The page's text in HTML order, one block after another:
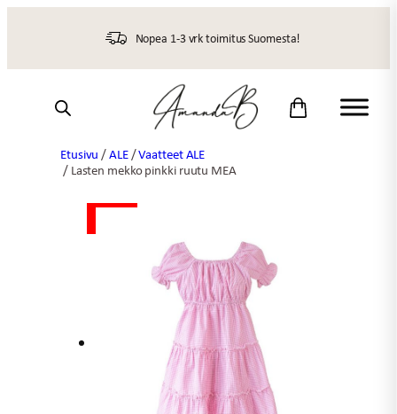
Nopea 1-3 vrk toimitus Suomesta!
Etusivu /ALE/Vaatteet ALE
/ Lasten mekko pinkki ruutu MEA